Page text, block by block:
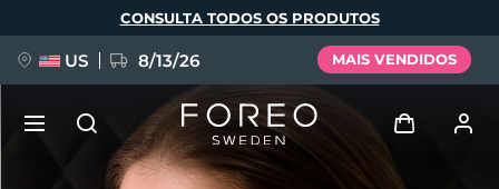
principal
CONSULTA TODOS OS PRODUTOS
US 8/13/26 MAIS VENDIDOS